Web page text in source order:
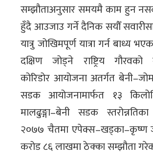
सम्झौताअनुसार समयमै काम हुन
हुँदै आउजाउ गर्ने दैनिक सयौँ
यात्रु जोखिमपूर्ण यात्रा गर्न बाध्य
दक्षिण जोड्ने राष्ट्रिय गौरवको
कोरिडोर आयोजना अतर्गत
सडक आयोजनामार्फत १३
मालढुङ्गा–बेनी सडक
२०७७ चैतमा एपेक्स–खड्का–कृष्ण
करोड ८६ लाखमा ठेक्का सम्झौता